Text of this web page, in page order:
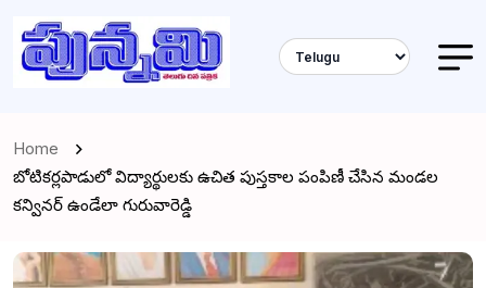
Home
బోటికర్లపాడులో విద్యార్థులకు ఉచిత పుస్తకాల పంపిణీ చేసిన మండల
కన్వినర్ ఉండేలా గురువారెడ్డి